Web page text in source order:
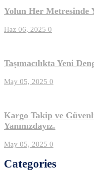
Yolun Her Metresinde
Haz 06, 2025 0
Taşımacılıkta Yeni
May 05, 2025 0
Kargo Takip ve
Yanınızdayız.
May 05, 2025 0
Categories